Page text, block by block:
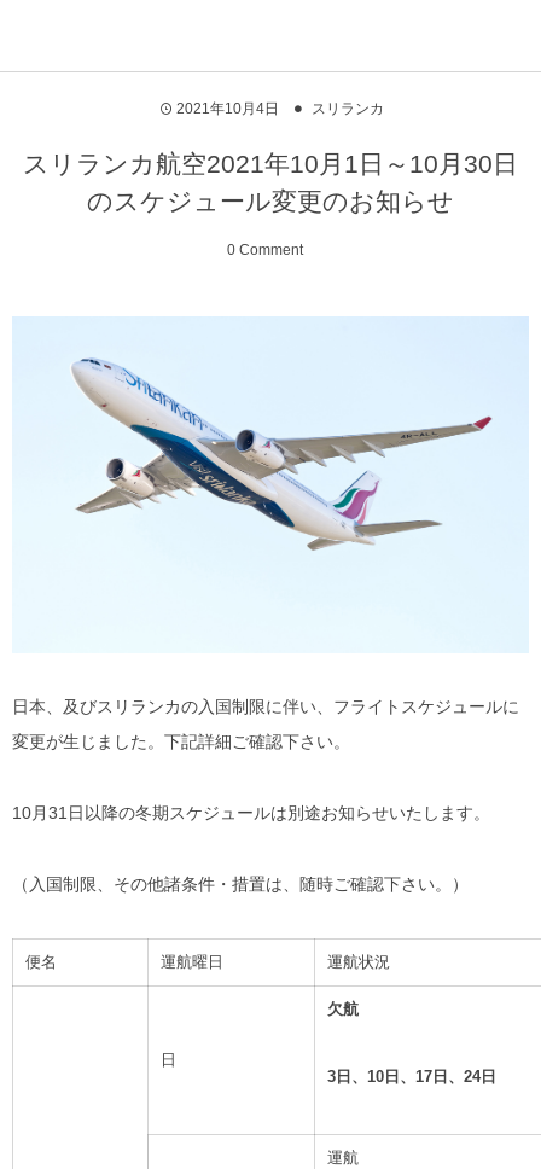
2021年10月4日 スリランカ
スリランカ航空2021年10月1日～10月30日
のスケジュール変更のお知らせ
0 Comment
日本、及びスリランカの入国制限に伴い、フライトスケジュールに
変更が生じました。下記詳細ご確認下さい。
10月31日以降の冬期スケジュールは別途お知らせいたします。
（入国制限、その他諸条件・措置は、随時ご確認下さい。）
便名 運航曜日 運航状況
日
欠航
3 日、10日、17日、24日
運航